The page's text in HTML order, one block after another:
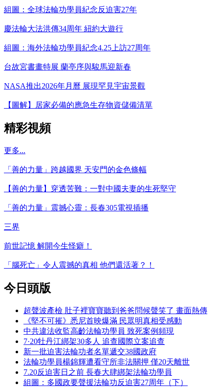
組圖：全球法輪功學員紀念反迫害27年
慶法輪大法洪傳34周年 紐約大遊行
組圖：海外法輪功學員紀念4.25上訪27周年
台故宮書畫特展 蘭亭序與駿馬迎新春
NASA推出2026年月曆 展現罕見宇宙景觀
【圖解】居家必備的應急生存物資儲備清單
精彩視頻
更多...
「善的力量」跨越國界 天安門的金色條幅
【善的力量】穿透苦難：一對中國夫妻的生死堅守
「善的力量」震撼心靈：長春305電視插播
三界
前世記憶 解開今生怪癖！
「腦死亡」令人震撼的真相 他們還活著？！
今日頭版
超聲波產檢 肚子裡寶寶聽到爸爸問候聲笑了 畫面熱傳
《堅不可摧》悉尼首映爆滿 民眾明真相受感動
中共違法收監高齡法輪功學員 致死案例頻現
7·20牡丹江綁架30多人 追查國際立案追查
新一批迫害法輪功者名單遞交38國政府
法輪功學員楊錦輝遭看守所非法關押 僅20天離世
7.20反迫害日之前 長春大肆綁架法輪功學員
組圖：多國政要聲援法輪功反迫害27周年（下）